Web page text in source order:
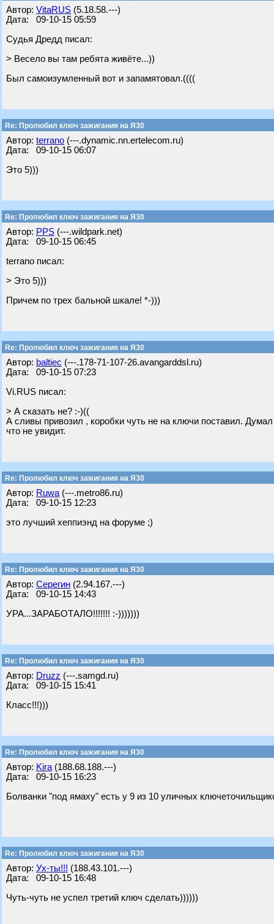
Автор: VitaRUS (5.18.58.---)
Дата: 09-10-15 05:59
Судья Дредд писал:
> Весело вы там ребята живёте...))
Был самоизумленный вот и запамятовал.((((
Re: Пролюбил ключ зажигания на Я30
Автор: terrano (---.dynamic.nn.ertelecom.ru)
Дата: 09-10-15 06:07
Это 5)))
Re: Пролюбил ключ зажигания на Я30
Автор: PPS (---.wildpark.net)
Дата: 09-10-15 06:45
terrano писал:
> Это 5)))
Причем по трех бальной шкале! *-)))
Re: Пролюбил ключ зажигания на Я30
Автор: baltiec (---.178-71-107-26.avangarddsl.ru)
Дата: 09-10-15 07:23
Vi.RUS писал:
> А сказать не? :-)((
А сливы привозил , коробки чуть не на ключи поставил.
что не увидит.
Re: Пролюбил ключ зажигания на Я30
Автор: Ruwa (---.metro86.ru)
Дата: 09-10-15 12:23
это лучший хеппиэнд на форуме ;)
Re: Пролюбил ключ зажигания на Я30
Автор: Серегин (2.94.167.---)
Дата: 09-10-15 14:43
УРА...ЗАРАБОТАЛО!!!!!!! :-)))))))
Re: Пролюбил ключ зажигания на Я30
Автор: Druzz (---.samgd.ru)
Дата: 09-10-15 15:41
Класс!!!)))
Re: Пролюбил ключ зажигания на Я30
Автор: Kira (188.68.188.---)
Дата: 09-10-15 16:23
Болванки "под ямаху" есть у 9 из 10 уличных
Re: Пролюбил ключ зажигания на Я30
Автор: Ух-ты!!! (188.43.101.---)
Дата: 09-10-15 16:48
Чуть-чуть не успел третий ключ сделать))))))